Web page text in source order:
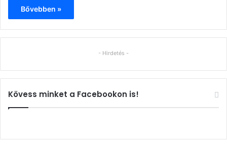
Bővebben »
- Hirdetés -
Kövess minket a Facebookon is!